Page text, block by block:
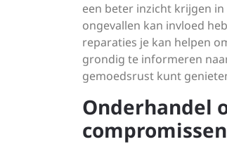
een beter inzicht krijgen
ongevallen kan invloed
reparaties je kan helpen
grondig te informeren
gemoedsrust kunt
Onderhandel